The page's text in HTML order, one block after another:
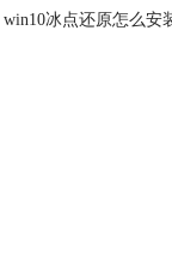
win10冰点还原怎么安